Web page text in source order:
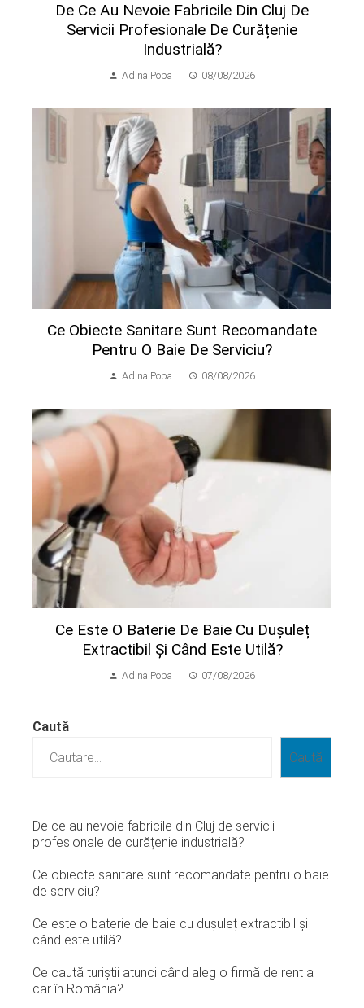
De Ce Au Nevoie Fabricile Din Cluj De
Servicii Profesionale De Curățenie
Industrială?
Adina Popa 08/08/2026
Ce Obiecte Sanitare Sunt Recomandate
Pentru O Baie De Serviciu?
Adina Popa 08/08/2026
Ce Este O Baterie De Baie Cu Dușuleț
Extractibil Și Când Este Utilă?
Adina Popa 07/08/2026
Caută
Caută
De ce au nevoie fabricile din Cluj de servicii
profesionale de curățenie industrială?
Ce obiecte sanitare sunt recomandate pentru o baie
de serviciu?
Ce este o baterie de baie cu dușuleț extractibil și
când este utilă?
Ce caută turiștii atunci când aleg o firmă de rent a
car în România?